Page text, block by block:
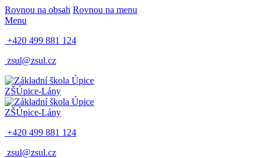
Rovnou na obsah Rovnou na menu
Menu
+420 499 881 124
zsul@zsul.cz
ZŠÚpice-Lány
ZŠÚpice-Lány
+420 499 881 124
zsul@zsul.cz